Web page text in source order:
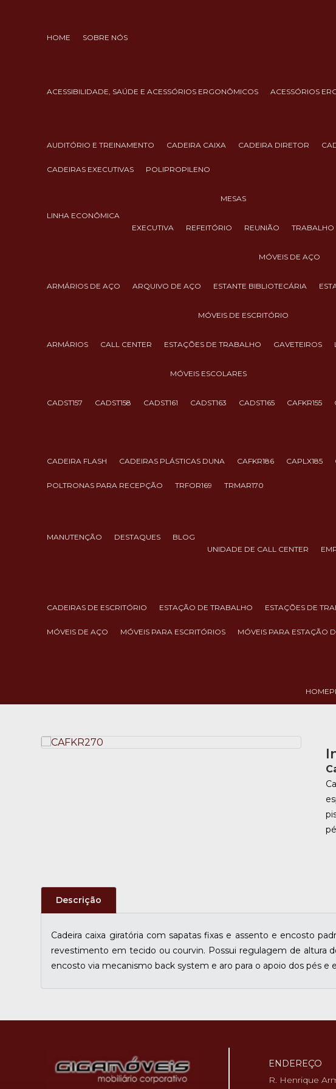
HOME SOBRE NÓS
ACESSIBILIDADE, SAÚDE E ACESSÓRIOS ERGONÔMICOS ACESSÓRIOS
AUDITÓRIO E TREINAMENTO CADEIRA CAIXA CADEIRA DIRETOR
CADEIRAS EXECUTIVAS POLIPROPILENO
LINHA ECONÔMICA
MESAS
EXECUTIVA REFEITÓRIO REUNIÃO TRABALHO
MÓVEIS DE AÇO
ARMÁRIOS DE AÇO ARQUIVO DE AÇO ESTANTE BIBLIOTECÁRIA
MÓVEIS DE ESCRITÓRIO
ARMÁRIOS CALL CENTER ESTAÇÕES DE TRABALHO GAVETEIROS
MÓVEIS ESCOLARES
CADST157 CADST158 CADST161 CADST163 CADST165 CAFKR155
CADEIRA FLASH CADEIRAS PLÁSTICAS DUNA CAFKR186 CAPLX185
POLTRONAS PARA RECEPÇÃO TRFOR169 TRMAR170
MANUTENÇÃO DESTAQUES BLOG
UNIDADE DE CALL CENTER
CADEIRAS DE ESCRITÓRIO ESTAÇÃO DE TRABALHO ESTAÇÕES DE
MÓVEIS DE AÇO MÓVEIS PARA ESCRITÓRIOS MÓVEIS PARA ESTAÇÃO
HOME
Descrição
Cadeira caixa giratória com sapatas fixas e assento e encosto
revestimento em tecido ou courvin. Possui regulagem de altura
encosto via mecanismo back system e aro para o apoio dos pés e
ENDEREÇO
R. Henrique